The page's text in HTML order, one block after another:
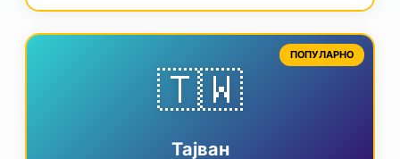
ПОПУЛАРНО
🇹🇼
Тајван